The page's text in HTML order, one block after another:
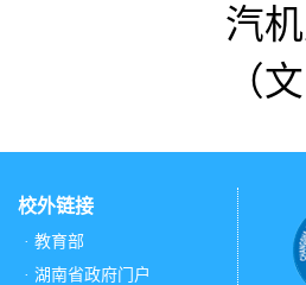
汽
（
校外链接
· 教育部
· 湖南省政府门户